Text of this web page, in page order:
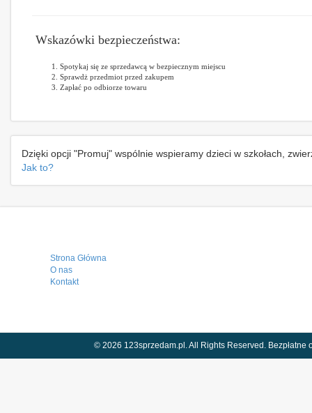
Wskazówki bezpieczeństwa:
Spotykaj się ze sprzedawcą w bezpiecznym miejscu
Sprawdż przedmiot przed zakupem
Zapłać po odbiorze towaru
Dzięki opcji "Promuj" wspólnie wspieramy dzieci w szkołach,
Jak to?
Strona Główna
O nas
Kontakt
© 2026 123sprzedam.pl. All Rights Reserved. Bezpłatne